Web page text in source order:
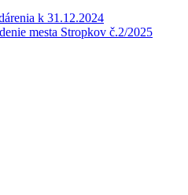
k 31.12.2024
mesta Stropkov č.2/2025